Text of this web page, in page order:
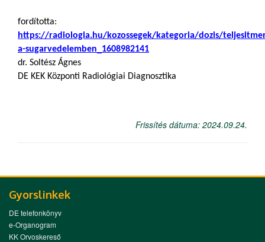
fordította:
https://radiologia.hu/kozossegek/kategoria/dozis/
a-sugarvedelemben_1608982141
dr. Soltész Ágnes
DE KEK Központi Radiológiai Diagnosztika
Frissítés dátuma: 2024.09.24.
Gyorslinkek
DE telefonkönyv
e-Organogram
KK Orvoskereső